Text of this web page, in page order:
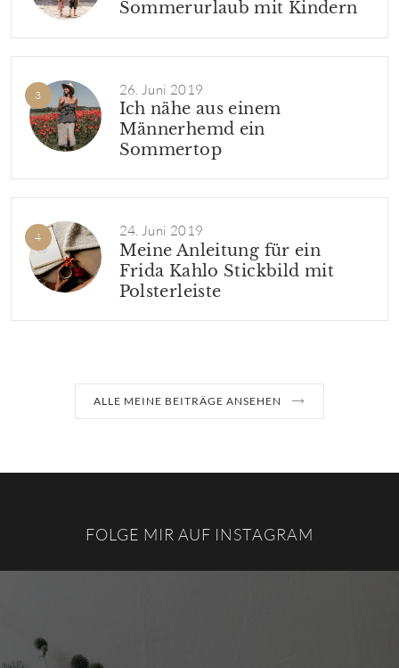
Sommerurlaub mit Kindern
26. Juni 2019
Ich nähe aus einem
Männerhemd ein
Sommertop
24. Juni 2019
Meine Anleitung für ein
Frida Kahlo Stickbild mit
Polsterleiste
ALLE MEINE BEITRÄGE ANSEHEN
FOLGE MIR AUF INSTAGRAM